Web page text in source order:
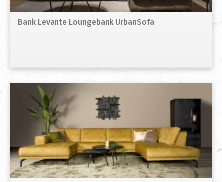
Bank Levante Loungebank UrbanSofa